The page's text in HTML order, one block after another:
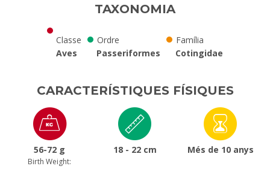
TAXONOMIA
Classe
Aves
Ordre
Passeriformes
Família
Cotingidae
CARACTERÍSTIQUES FÍSIQUES
56-72 g
Birth Weight:
18 - 22 cm Més de 10 anys